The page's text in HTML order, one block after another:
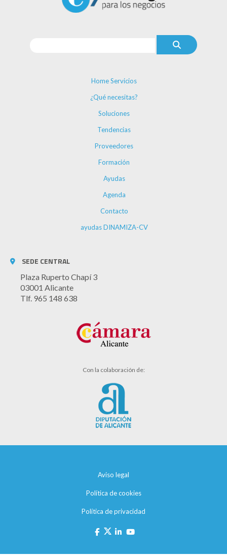
Home Servicios
¿Qué necesitas?
Soluciones
Tendencias
Proveedores
Formación
Ayudas
Agenda
Contacto
ayudas DINAMIZA-CV
SEDE CENTRAL
Plaza Ruperto Chapí 3
03001 Alicante
Tlf. 965 148 638
Con la colaboración de:
Aviso legal
Política de cookies
Política de privacidad